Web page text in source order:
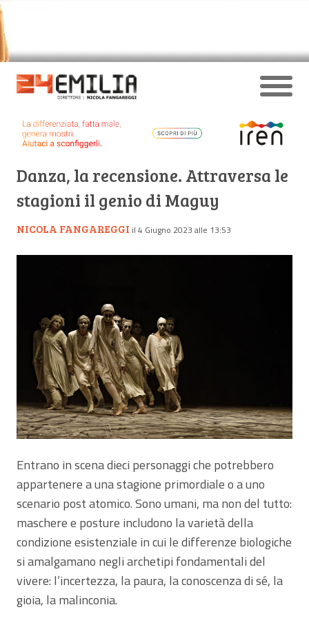
Danza, la recensione. Attraversa le
stagioni il genio di Maguy
NICOLA FANGAREGGI il 4 Giugno 2023 alle 13:53
Entrano in scena dieci personaggi che potrebbero
appartenere a una stagione primordiale o a uno
scenario post atomico. Sono umani, ma non del tutto:
maschere e posture includono la varietà della
condizione esistenziale in cui le differenze biologiche
si amalgamano negli archetipi fondamentali del
vivere: l’incertezza, la paura, la conoscenza di sé, la
gioia, la malinconia.